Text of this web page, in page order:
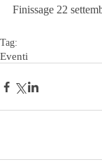
Finissage 22
Tag:
Eventi